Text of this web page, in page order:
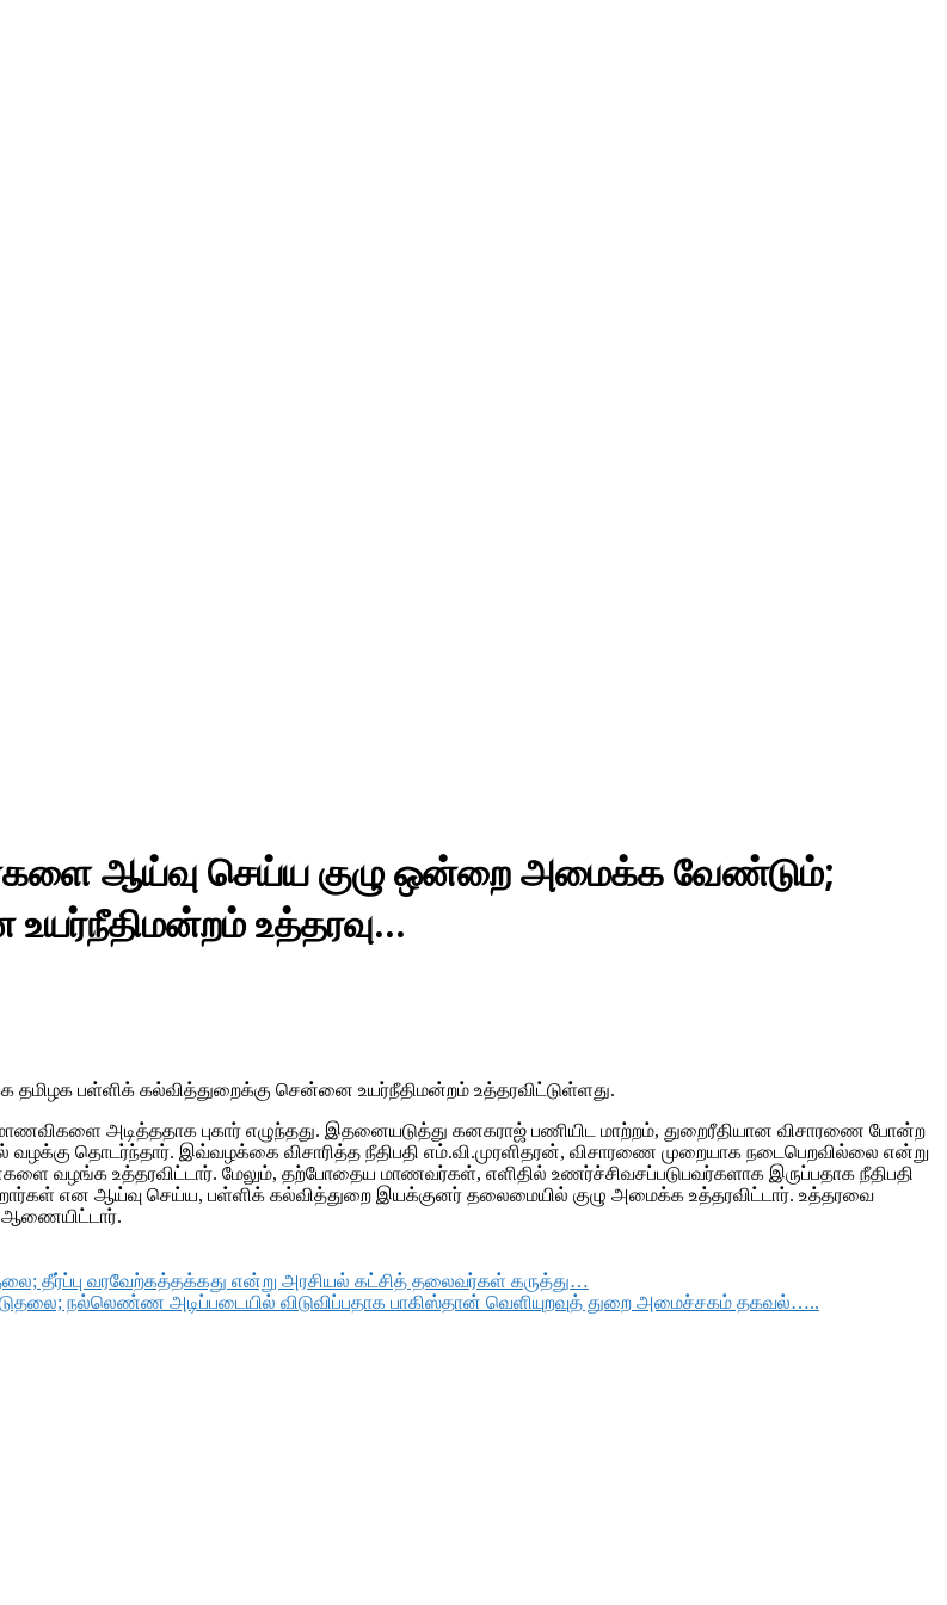
ஆய்வு செய்ய குழு ஒன்றை அமைக்க வேண்டும்;
உத்தரவு…
பள்ளிக் கல்வித்துறைக்கு சென்னை உயர்நீதிமன்றம் உத்தரவிட்டுள்ளது.
அடித்ததாக புகார் எழுந்தது. இதனையடுத்து கனகராஜ் பணியிட மாற்றம், துறைரீதியான விசாரணை போன்ற
தொடர்ந்தார். இவ்வழக்கை விசாரித்த நீதிபதி எம்.வி.முரளிதரன், விசாரணை முறையாக நடைபெறவில்லை என்று
வழங்க உத்தரவிட்டார். மேலும், தற்போதைய மாணவர்கள், எளிதில் உணர்ச்சிவசப்படுபவர்களாக இருப்பதாக நீதிபதி
என ஆய்வு செய்ய, பள்ளிக் கல்வித்துறை இயக்குனர் தலைமையில் குழு அமைக்க உத்தரவிட்டார். உத்தரவை
ஆணையிட்டார்.
தீர்ப்பு வரவேற்கத்தக்கது என்று அரசியல் கட்சித் தலைவர்கள் கருத்து…
நல்லெண்ண அடிப்படையில் விடுவிப்பதாக பாகிஸ்தான் வெளியுறவுத் துறை அமைச்சகம் தகவல்…..